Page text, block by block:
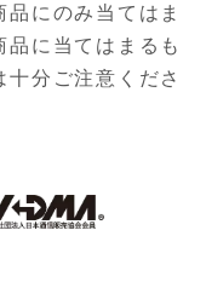
にのみ当てはま
品に当てはまるも
分ご注意くださ